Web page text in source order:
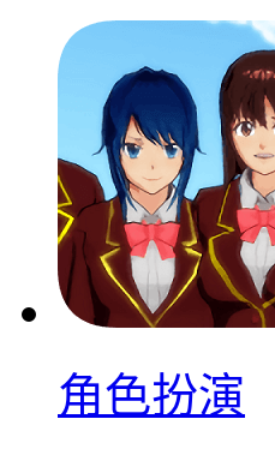
角色扮演